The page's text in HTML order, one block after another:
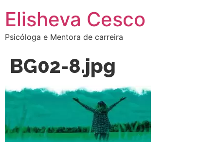
Elisheva Cesco
Psicóloga e Mentora de carreira
BG02-8.jpg